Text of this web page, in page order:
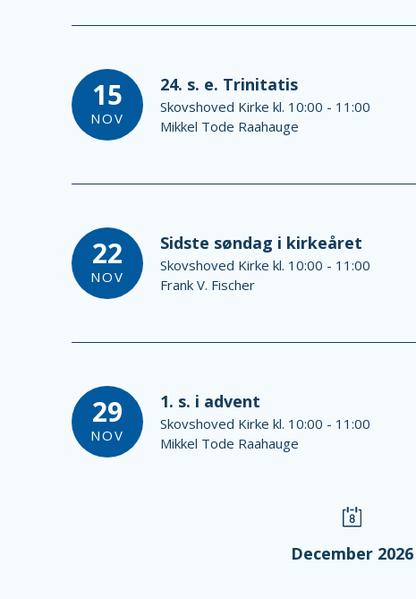
15
NOV
24. s. e. Trinitatis
Skovshoved Kirke kl. 10:00 - 11:00
Mikkel Tode Raahauge
22
NOV
Sidste søndag i kirkeåret
Skovshoved Kirke kl. 10:00 - 11:00
Frank V. Fischer
29
NOV
1. s. i advent
Skovshoved Kirke kl. 10:00 - 11:00
Mikkel Tode Raahauge
December 2026